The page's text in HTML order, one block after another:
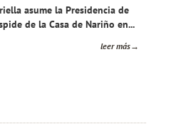
asume la Presidencia de
de la Casa de Nariño en...
leer más